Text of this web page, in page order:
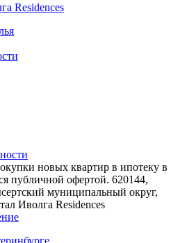
Residences
новых квартир в ипотеку в
публичной офертой. 620144,
муниципальный округ,
Иволга Residences